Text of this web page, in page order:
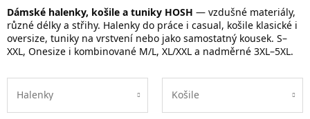
Dámské halenky, košile a tuniky HOSH — vzdušné materiály,
různé délky a střihy. Halenky do práce i casual, košile klasické i
oversize, tuniky na vrstvení nebo jako samostatný kousek. S–
XXL, Onesize i kombinované M/L, XL/XXL a nadměrné 3XL–5XL.
Halenky Košile